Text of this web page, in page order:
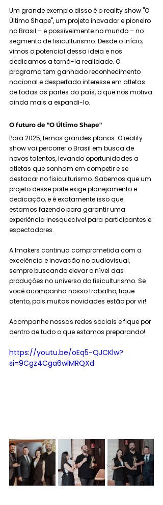
Um grande exemplo disso é o reality show "O
Último Shape", um projeto inovador e pioneiro
no Brasil – e possivelmente no mundo – no
segmento de fisiculturismo. Desde o início,
vimos o potencial dessa ideia e nos
dedicamos a torná-la realidade. O
programa tem ganhado reconhecimento
nacional e despertado interesse em atletas
de todas as partes do país, o que nos motiva
ainda mais a expandi-lo.
O futuro de "O Último Shape"
Para 2025, temos grandes planos. O reality
show vai percorrer o Brasil em busca de
novos talentos, levando oportunidades a
atletas que sonham em competir e se
destacar no fisiculturismo. Sabemos que um
projeto desse porte exige planejamento e
dedicação, e é exatamente isso que
estamos fazendo para garantir uma
experiência inesquecível para participantes e
espectadores.
A Imakers continua comprometida com a
excelência e inovação no audiovisual,
sempre buscando elevar o nível das
produções no universo do fisiculturismo. Se
você acompanha nosso trabalho, fique
atento, pois muitas novidades estão por vir!
Acompanhe nossas redes sociais e fique por
dentro de tudo o que estamos preparando!
https://youtu.be/oEq5-QJCKlw?
si=9Cgz4Cga6wlMRQXd